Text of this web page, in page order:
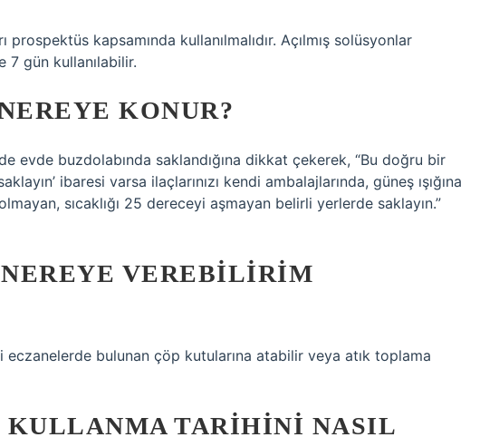
prospektüs kapsamında kullanılmalıdır. Açılmış solüsyonlar
7 gün kullanılabilir.
KONUR?
evde buzdolabında saklandığına dikkat çekerek, “Bu doğru bir
ibaresi varsa ilaçlarınızı kendi ambalajlarında, güneş ışığına
sıcaklığı 25 dereceyi aşmayan belirli yerlerde saklayın.”
VEREBILIRIM
eczanelerde bulunan çöp kutularına atabilir veya atık toplama
TARIHINI NASIL